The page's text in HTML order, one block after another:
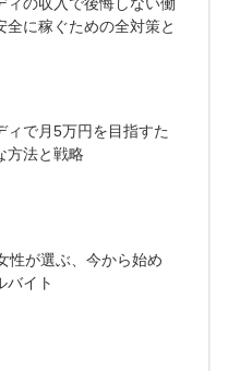
全に稼ぐための全対策と
ィで月5万円を目指すた
方法と戦略
性が選ぶ、今から始め
バイト